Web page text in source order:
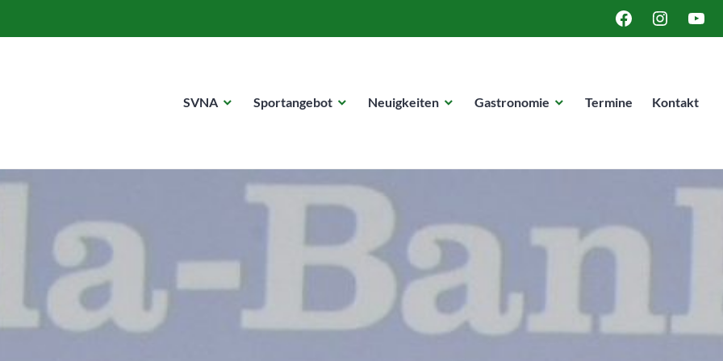
FACEBOOK
SVNA Sportangebot Neuigkeiten Gastronomie Termine Kontakt